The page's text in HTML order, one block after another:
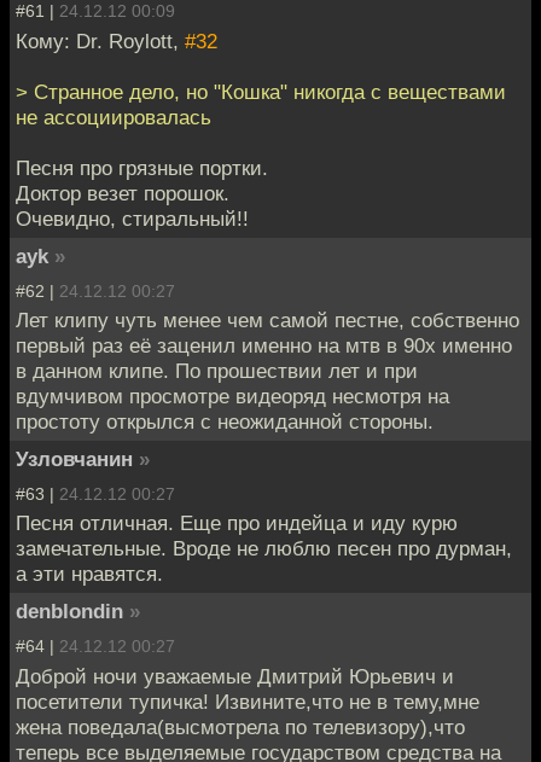
#61 | 24.12.12 00:09
Кому: Dr. Roylott, #32
> Странное дело, но "Кошка" никогда с веществами
не ассоциировалась
Песня про грязные портки.
Доктор везет порошок.
Очевидно, стиральный!!
ayk »
#62 | 24.12.12 00:27
Лет клипу чуть менее чем самой пестне, собственно
первый раз её заценил именно на мтв в 90х именно
в данном клипе. По прошествии лет и при
вдумчивом просмотре видеоряд несмотря на
простоту открылся с неожиданной стороны.
Узловчанин »
#63 | 24.12.12 00:27
Песня отличная. Еще про индейца и иду курю
замечательные. Вроде не люблю песен про дурман,
а эти нравятся.
denblondin »
#64 | 24.12.12 00:27
Доброй ночи уважаемые Дмитрий Юрьевич и
посетители тупичка! Извините,что не в тему,мне
жена поведала(высмотрела по телевизору),что
теперь все выделяемые государством средства на